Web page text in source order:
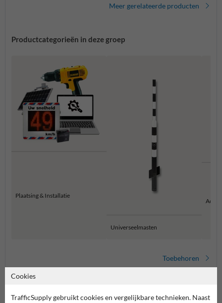
Meer gerelateerde producten
Productcategorieën in deze groep
Plaatsing & Installatie
Universeelmasten
Toebehoren
Cookies
TrafficSupply gebruikt cookies en vergelijkbare technieken. Naast